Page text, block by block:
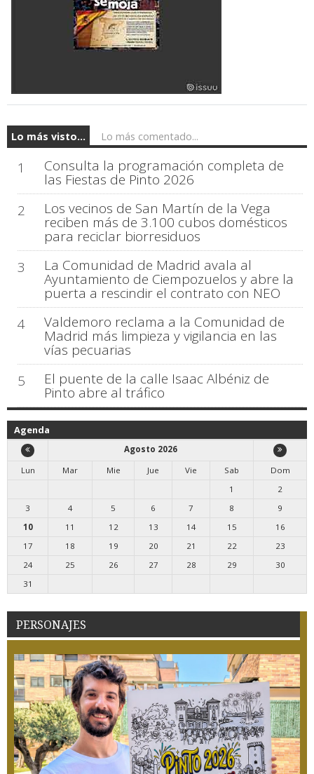
Lo más visto... Lo más comentado...
1 Consulta la programación completa de
las Fiestas de Pinto 2026
2
Los vecinos de San Martín de la Vega
reciben más de 3.100 cubos domésticos
para reciclar biorresiduos
3
La Comunidad de Madrid avala al
Ayuntamiento de Ciempozuelos y abre la
puerta a rescindir el contrato con NEO
4
Valdemoro reclama a la Comunidad de
Madrid más limpieza y vigilancia en las
vías pecuarias
5
El puente de la calle Isaac Albéniz de
Pinto abre al tráfico
Agenda
Agosto 2026
Lun
Mar Mie Jue Vie Sab
Dom
1
2
3
4 5 6 7 8
9
10
11 12 13 14 15
16
17
18 19 20 21 22
23
24
25 26 27 28 29
30
31
PERSONAJES